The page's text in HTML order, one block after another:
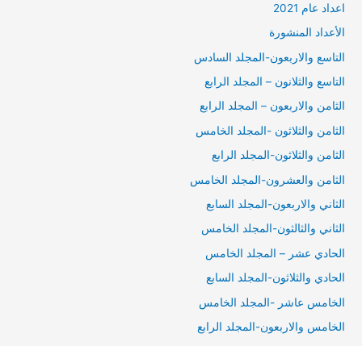
اعداد عام 2021
الأعداد المنشورة
التاسع والاربعون-المجلد السادس
التاسع والثلانون – المجلد الرابع
الثامن والاربعون – المجلد الرابع
الثامن والثلاثون -المجلد الخامس
الثامن والثلاثون-المجلد الرابع
الثامن والعشرون-المجلد الخامس
الثاني والاربعون-المجلد السابع
الثاني والثالثون-المجلد الخامس
الحادي عشر – المجلد الخامس
الحادي والثلاثون-المجلد السابع
الخامس عاشر -المجلد الخامس
الخامس والاربعون-المجلد الرابع